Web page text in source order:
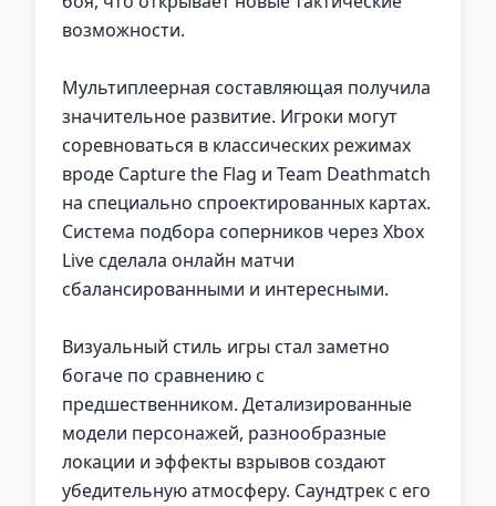
возможности.
Мультиплеерная составляющая получила
значительное развитие. Игроки могут
соревноваться в классических режимах
вроде Capture the Flag и Team Deathmatch
на специально спроектированных картах.
Система подбора соперников через Xbox
Live сделала онлайн матчи
сбалансированными и интересными.
Визуальный стиль игры стал заметно
богаче по сравнению с
предшественником. Детализированные
модели персонажей, разнообразные
локации и эффекты взрывов создают
убедительную атмосферу. Саундтрек с его